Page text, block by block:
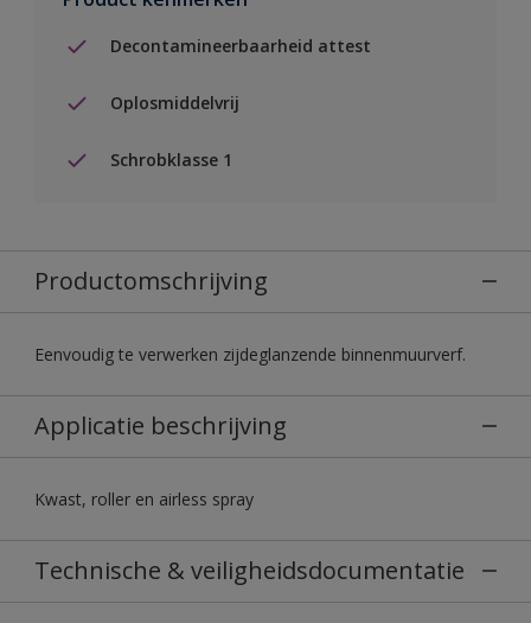
Decontamineerbaarheid attest
Oplosmiddelvrij
Schrobklasse 1
Productomschrijving
Eenvoudig te verwerken zijdeglanzende binnenmuurverf.
Applicatie beschrijving
Kwast, roller en airless spray
Technische & veiligheidsdocumentatie